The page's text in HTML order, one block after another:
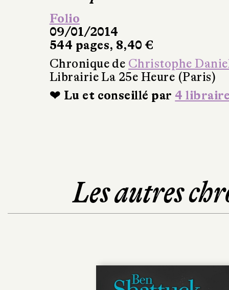
Folio
09/01/2014
544 pages, 8,40 €
Chronique de Christophe
Librairie La 25e Heure (Paris)
❤ Lu et conseillé par 4
Les autres